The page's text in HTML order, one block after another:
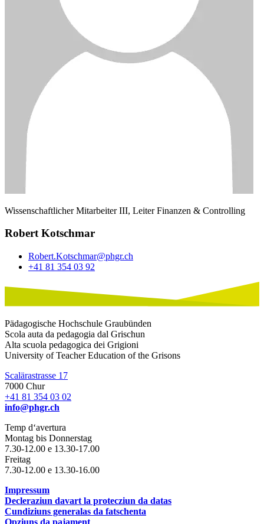
Wissenschaftlicher Mitarbeiter III, Leiter Finanzen & Controlling
Robert Kotschmar
Robert.Kotschmar@phgr.ch
+41 81 354 03 92
Pädagogische Hochschule Graubünden
Scola auta da pedagogia dal Grischun
Alta scuola pedagogica dei Grigioni
University of Teacher Education of the Grisons
Scalärastrasse 17
7000 Chur
+41 81 354 03 02
info@phgr.ch
Temp d‘avertura
Montag bis Donnerstag
7.30-12.00 e 13.30-17.00
Freitag
7.30-12.00 e 13.30-16.00
Impressum
Decleraziun davart la protecziun da datas
Cundiziuns generalas da fatschenta
Opziuns da pajament